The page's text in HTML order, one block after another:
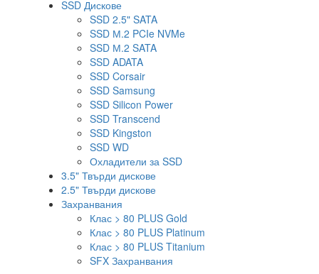
SSD Дискове
SSD 2.5" SATA
SSD М.2 PCIe NVMe
SSD М.2 SATA
SSD ADATA
SSD Corsair
SSD Samsung
SSD Silicon Power
SSD Transcend
SSD Kingston
SSD WD
Охладители за SSD
3.5" Твърди дискове
2.5" Твърди дискове
Захранвания
Клас > 80 PLUS Gold
Клас > 80 PLUS Platinum
Клас > 80 PLUS Titanium
SFX Захранвания